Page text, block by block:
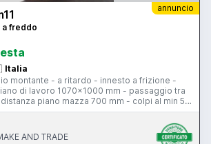
annuncio
a freddo
Italia
montante - a ritardo - innesto a frizione -
di lavoro 1070x1000 mm - passaggio tra
piano mazza 700 mm - colpi al min 50
- dimensione mazza 1070x920 mm -
mm - peso 14000 kg circa - potenza
380 V
AND TRADE